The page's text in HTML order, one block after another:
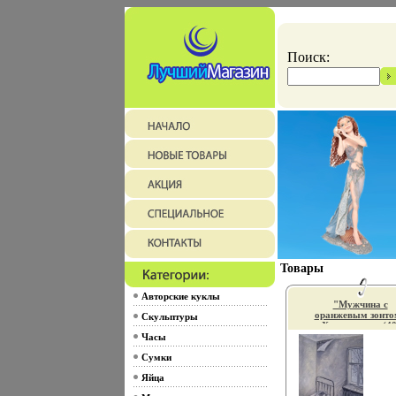
Поиск:
Авторские куклы
Скульптуры
Часы
Сумки
Яйца
Товары
"Мужчина с
оранжевым
- Холст, масло
60 см)
художник-
оформитель и в
11588e.